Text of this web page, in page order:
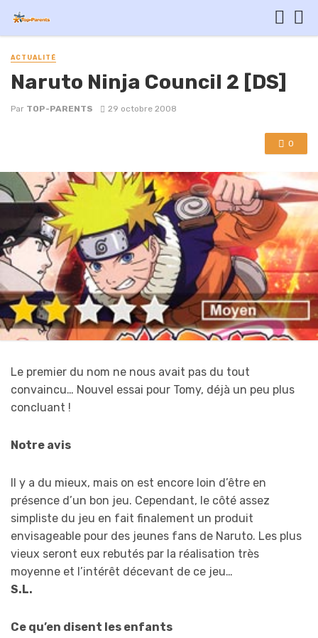
ACTUALITÉ
Naruto Ninja Council 2 [DS]
Par TOP-PARENTS 29 octobre 2008
0
Le premier du nom ne nous avait pas du tout
convaincu… Nouvel essai pour Tomy, déjà un peu plus
concluant !
Notre avis
Il y a du mieux, mais on est encore loin d’être en
présence d’un bon jeu. Cependant, le côté assez
simpliste du jeu en fait finalement un produit
envisageable pour des jeunes fans de Naruto. Les plus
vieux seront eux rebutés par la réalisation très
moyenne et l’intérêt décevant de ce jeu…
S.L.
Ce qu’en disent les enfants